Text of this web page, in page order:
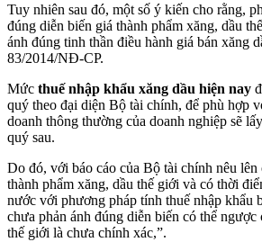
Tuy nhiên sau đó, một số ý kiến cho rằng,
đúng diễn biến giá thành phẩm xăng, dầu
ánh đúng tinh thần điều hành giá bán xăng
83/2014/NĐ-CP.
Mức thuế nhập khẩu xăng dầu hiện nay
quý theo đại diện Bộ tài chính, để phù hợp
doanh thông thường của doanh nghiệp sẽ
quý sau.
Do đó, với báo cáo của Bộ tài chính nêu
thành phẩm xăng, dầu thế giới và có thời
nước với phương pháp tính thuế nhập khẩu
chưa phản ánh đúng diễn biến có thể
thế giới là chưa chính xác,”.